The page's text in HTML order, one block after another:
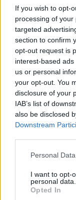
If you wish to opt-
processing of
targeted
section to confirm
opt-out request is
interest-based
us or personal
your opt-out. You
disclosure of your
IAB’s list of
also be disclosed
Downstream
Please note that
not limited to your
grant or deny
use your data for
Personal
I want to opt-
personal data.
Opted In
θεάσεις
φωτιάς»
01/02/2023